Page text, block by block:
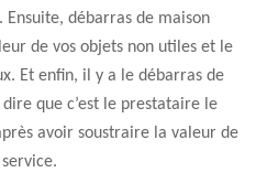
Ensuite, débarras de maison
de vos objets non utiles et le
Et enfin, il y a le débarras de
que c’est le prestataire le
avoir soustraire la valeur de